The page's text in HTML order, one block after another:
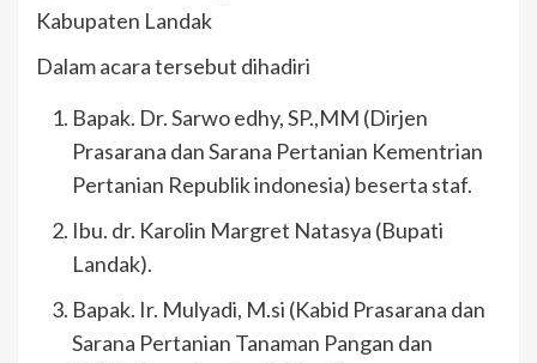
Kabupaten Landak
Dalam acara tersebut dihadiri
Bapak. Dr. Sarwo edhy, SP.,MM (Dirjen
Prasarana dan Sarana Pertanian Kementrian
Pertanian Republik indonesia) beserta staf.
Ibu. dr. Karolin Margret Natasya (Bupati
Landak).
Bapak. Ir. Mulyadi, M.si (Kabid Prasarana dan
Sarana Pertanian Tanaman Pangan dan